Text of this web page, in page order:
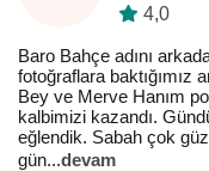
4,0
Baro Bahçe adını
fotoğraflara baktığımız
Bey ve Merve Hanım
kalbimizi kazandı.
eğlendik. Sabah çok
gün...devam